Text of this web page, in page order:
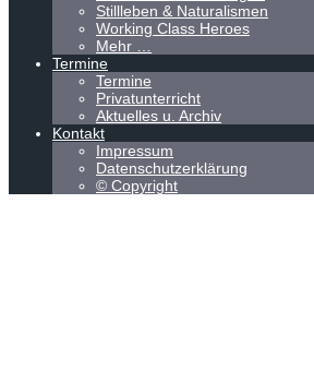
Stillleben & Naturalismen
Working Class Heroes
Mehr …
Termine
Termine
Privatunterricht
Aktuelles u. Archiv
Kontakt
Impressum
Datenschutzerklärung
© Copyright